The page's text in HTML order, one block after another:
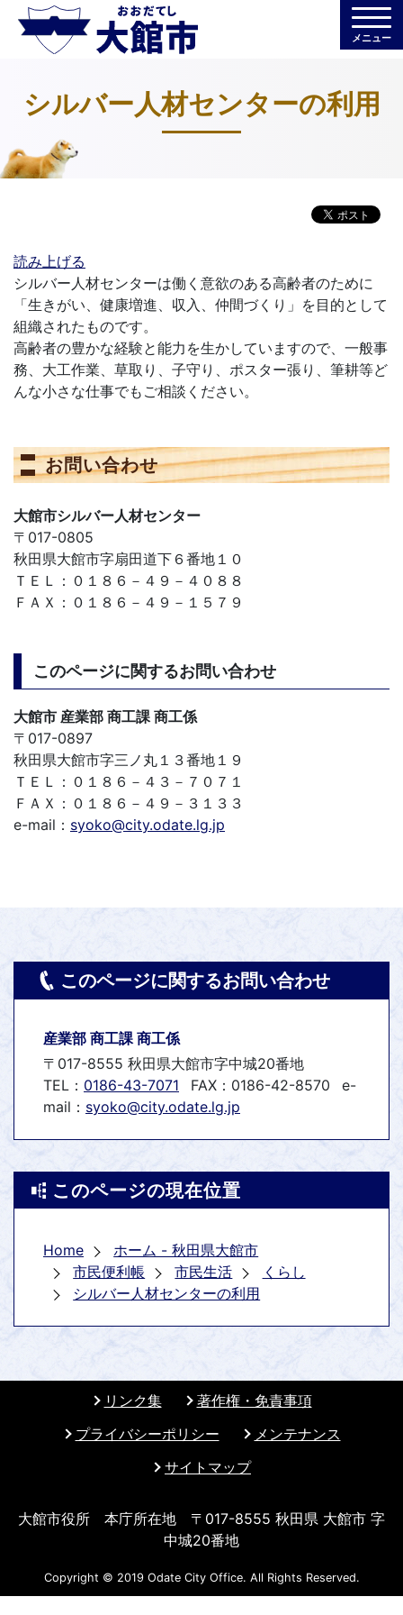
メニュー
シルバー人材センターの利用
読み上げる
シルバー人材センターは働く意欲のある高齢者のために
「生きがい、健康増進、収入、仲間づくり」を目的として
組織されたものです。
高齢者の豊かな経験と能力を生かしていますので、一般事
務、大工作業、草取り、子守り、ポスター張り、筆耕等ど
んな小さな仕事でもご相談ください。
お問い合わせ
大館市シルバー人材センター
〒017-0805
秋田県大館市字扇田道下６番地１０
ＴＥＬ：０１８６－４９－４０８８
ＦＡＸ：０１８６－４９－１５７９
このページに関するお問い合わせ
大館市 産業部 商工課 商工係
〒017-0897
秋田県大館市字三ノ丸１３番地１９
ＴＥＬ：０１８６－４３－７０７１
ＦＡＸ：０１８６－４９－３１３３
e-mail： syoko@city.odate.lg.jp
このページに関するお問い合わせ
産業部 商工課 商工係
〒017-8555 秋田県大館市字中城20番地
TEL： 0186-43-7071 FAX：0186-42-8570
e-
mail： syoko@city.odate.lg.jp
このページの現在位置
Home
ホーム - 秋田県大館市
市民便利帳
市民生活
くらし
シルバー人材センターの利用
リンク集
著作権・免責事項
プライバシーポリシー
メンテナンス
サイトマップ
大館市役所 本庁所在地 〒017-8555 秋田県 大館市 字
中城20番地
Copyright © 2019 Odate City Office. All Rights Reserved.